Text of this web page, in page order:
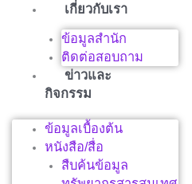
เกี่ยวกับเรา
ข้อมูลสำนัก
ติดต่อสอบถาม
ข่าวและ
กิจกรรม
ข้อมูลเบื้องต้น
หนังสือ/สื่อ
สืบค้นข้อมูล